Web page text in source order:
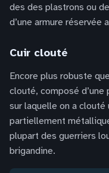
des des plastrons ou
d’une armure réservée
Cuir clouté
Encore plus robuste
clouté, composé
sur laquelle on a
partiellement
plupart des guerriers
brigandine.